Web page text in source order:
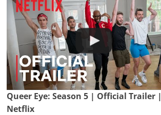
Queer Eye: Season 5 | Official Trailer |
Netflix